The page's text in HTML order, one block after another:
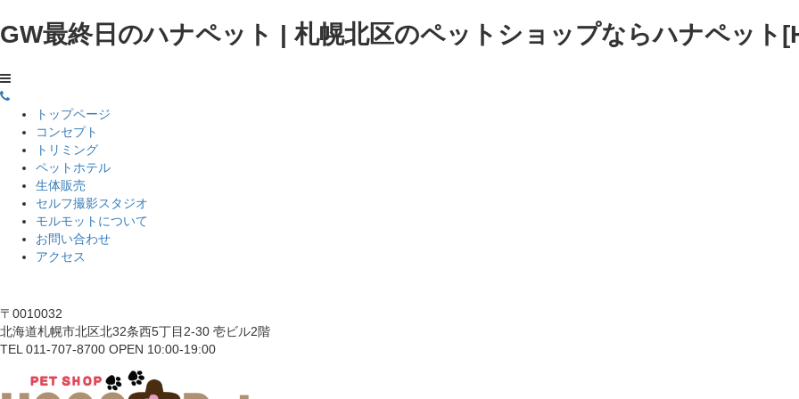
GW最終日のハナペット | 札幌北区のペットショップならハナペット
トップページ
コンセプト
トリミング
ペットホテル
生体販売
セルフ撮影スタジオ
モルモットについて
お問い合わせ
アクセス
〒0010032
北海道札幌市北区北32条西5丁目2-30 壱ビル2階
TEL 011-707-8700 OPEN 10:00-19:00